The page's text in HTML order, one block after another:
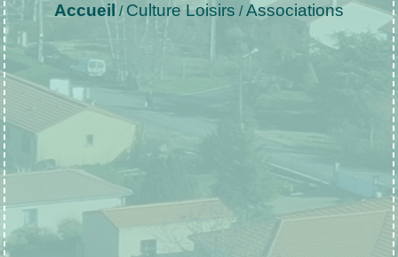
Accueil / Culture Loisirs /Associations